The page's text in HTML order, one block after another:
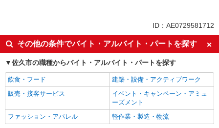
土日祝休み
上場企業・上場企業のグループ会
社
車通勤OK
交通費支給
社会保険あり
ID：AE0729581712
その他の条件でバイト・アルバイト・パートを探す
佐久市の職種からバイト・アルバイト・パートを探す
飲食・フード
建築・設備・アクティブワーク
販売・接客サービス
イベント・キャンペーン・アミュ
ーズメント
ファッション・アパレル
軽作業・製造・物流